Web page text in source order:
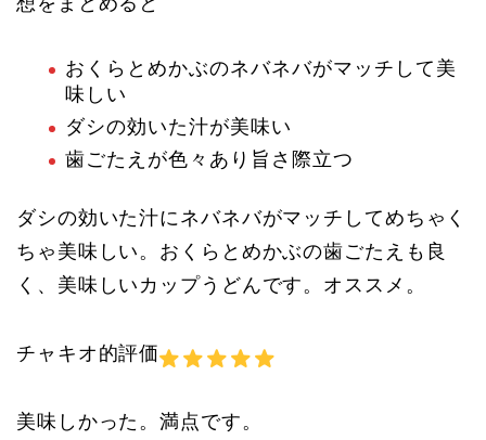
おくらとめかぶのネバネバがマッチして美
味しい
ダシの効いた汁が美味い
歯ごたえが色々あり旨さ際立つ
ダシの効いた汁にネバネバがマッチしてめちゃく
ちゃ美味しい。おくらとめかぶの歯ごたえも良
く、美味しいカップうどんです。オススメ。
チャキオ的評価
美味しかった。満点です。